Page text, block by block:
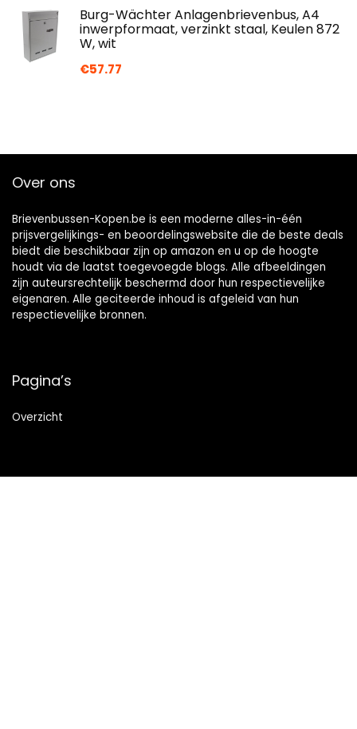
Burg-Wächter Anlagenbrievenbus, A4
inwerpformaat, verzinkt staal, Keulen 872
W, wit
€57.77
Over ons
Brievenbussen-Kopen.be is een moderne alles-in-één
prijsvergelijkings- en beoordelingswebsite die de beste deals
biedt die beschikbaar zijn op amazon en u op de hoogte
houdt via de laatst toegevoegde blogs. Alle afbeeldingen
zijn auteursrechtelijk beschermd door hun respectievelijke
eigenaren. Alle geciteerde inhoud is afgeleid van hun
respectievelijke bronnen.
Pagina’s
Overzicht